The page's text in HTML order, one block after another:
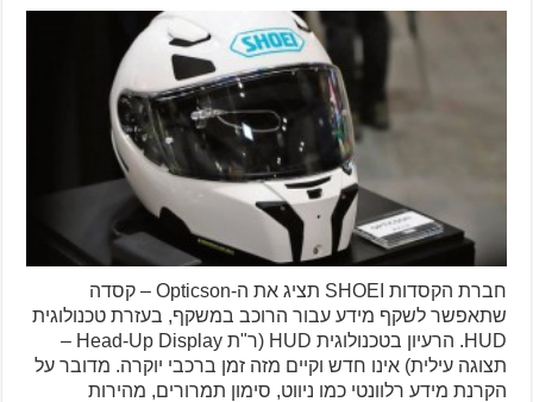
חברת הקסדות SHOEI תציג את ה-Opticson – קסדה
שתאפשר לשקף מידע עבור הרוכב במשקף, בעזרת טכנולוגית
HUD. הרעיון בטכנולוגית HUD (ר"ת Head-Up Display –
תצוגה עילית) אינו חדש וקיים מזה זמן ברכבי יוקרה. מדובר על
הקרנת מידע רלוונטי כמו ניווט, סימון תמרורים, מהירות